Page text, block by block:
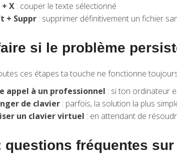
X : couper le texte sélectionné
+ Suppr : supprimer définitivement un fichier
si le problème
ces étapes ta touche ne fonctionne
appel à un professionnel : si ton ordinateur
de clavier : parfois, la solution la plus
un clavier virtuel : en attendant de
questions fréquentes